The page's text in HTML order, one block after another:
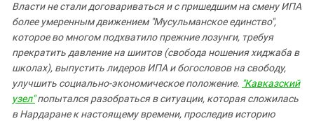
Власти не стали договариваться и с пришедшим на смену ИПА
более умеренным движением "Мусульманское единство",
которое во многом подхватило прежние лозунги, требуя
прекратить давление на шиитов (свобода ношения хиджаба в
школах), выпустить лидеров ИПА и богословов на свободу,
улучшить социально-экономическое положение. "Кавказский
узел"попытался разобраться в ситуации, которая сложилась
в Нардаране к настоящему времени, проследив историю